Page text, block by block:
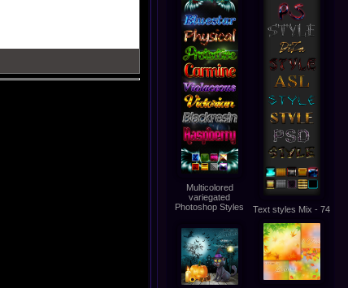
Multicolored
variegated
Photoshop Styles
Text styles Mix - 74